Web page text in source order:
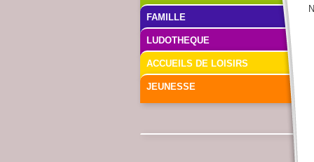
FAMILLE
LUDOTHEQUE
ACCUEILS DE LOISIRS
JEUNESSE